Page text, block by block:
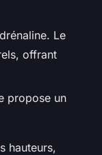
Le
offrant
propose un
hauteurs,